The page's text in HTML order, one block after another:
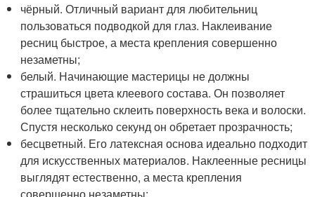
чёрный. Отличный вариант для любительниц
пользоваться подводкой для глаз. Наклеивание
ресниц быстрое, а места крепления совершенно
незаметны;
белый. Начинающие мастерицы не должны
страшиться цвета клеевого состава. Он позволяет
более тщательно склеить поверхность века и волоски.
Спустя несколько секунд он обретает прозрачность;
бесцветный. Его латексная основа идеально подходит
для искусственных материалов. Наклеенные ресницы
выглядят естественно, а места крепления